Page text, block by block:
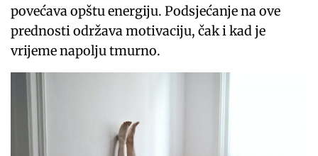
povećava opštu energiju. Podsjećanje na ove
prednosti održava motivaciju, čak i kad je
vrijeme napolju tmurno.